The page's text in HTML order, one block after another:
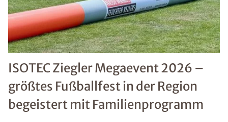
ISOTEC Ziegler Megaevent 2026 –
größtes Fußballfest in der Region
begeistert mit Familienprogramm